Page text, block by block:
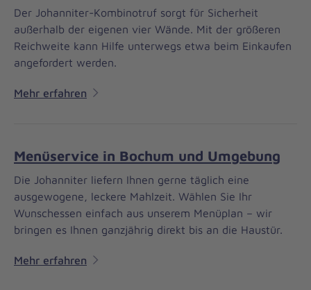
Der Johanniter-Kombinotruf sorgt für Sicherheit
außerhalb der eigenen vier Wände. Mit der größeren
Reichweite kann Hilfe unterwegs etwa beim Einkaufen
angefordert werden.
Mehr erfahren
Menüservice in Bochum und Umgebung
Die Johanniter liefern Ihnen gerne täglich eine
ausgewogene, leckere Mahlzeit. Wählen Sie Ihr
Wunschessen einfach aus unserem Menüplan – wir
bringen es Ihnen ganzjährig direkt bis an die Haustür.
Mehr erfahren